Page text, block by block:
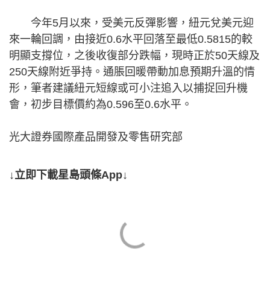
今年5月以來，受美元反彈影響，紐元兌美元迎
來一輪回調，由接近0.6水平回落至最低0.5815的較
明顯支撐位，之後收復部分跌幅，現時正於50天線及
250天線附近爭持。通脹回暖帶動加息預期升溫的情
形，筆者建議紐元短線或可小注追入以捕捉回升機
會，初步目標價約為0.596至0.6水平。
光大證券國際產品開發及零售研究部
↓立即下載星島頭條App↓